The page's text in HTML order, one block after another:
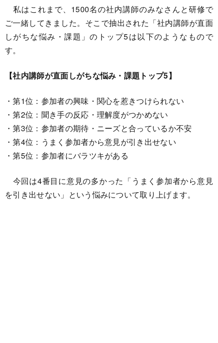
私はこれまで、1500名の社内講師のみなさんと研修で
ご一緒してきました。そこで抽出された「社内講師が直面
しがちな悩み・課題」のトップ5は以下のようなもので
す。
【社内講師が直面しがちな悩み・課題トップ5】
・第1位：参加者の興味・関心を惹きつけられない
・第2位：聞き手の反応・理解度がつかめない
・第3位：参加者の期待・ニーズと合っているか不安
・第4位：うまく参加者から意見が引き出せない
・第5位：参加者にバラツキがある
今回は4番目に意見の多かった「うまく参加者から意見
を引き出せない」という悩みについて取り上げます。